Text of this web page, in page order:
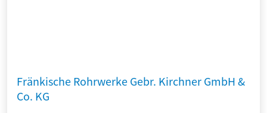
Fränkische Rohrwerke Gebr. Kirchner GmbH &
Co. KG